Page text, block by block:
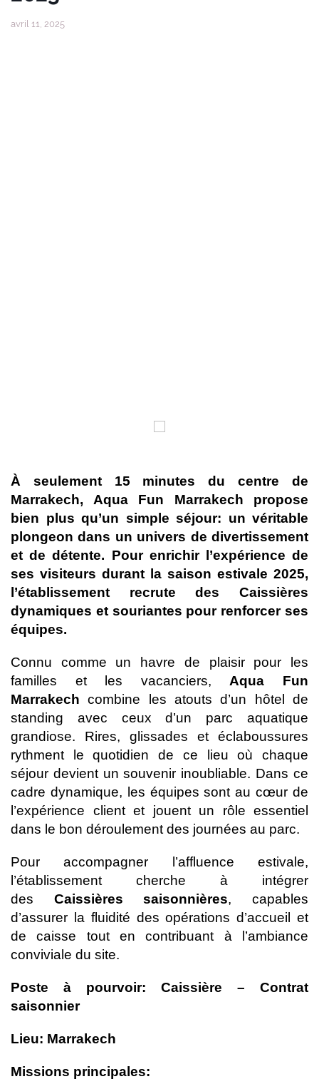
avril 11, 2025
À seulement 15 minutes du centre de
Marrakech, Aqua Fun Marrakech propose
bien plus qu’un simple séjour: un véritable
plongeon dans un univers de divertissement
et de détente. Pour enrichir l’expérience de
ses visiteurs durant la saison estivale 2025,
l’établissement recrute des Caissières
dynamiques et souriantes pour renforcer ses
équipes.
Connu comme un havre de plaisir pour les
familles et les vacanciers, Aqua Fun
Marrakech combine les atouts d’un hôtel de
standing avec ceux d’un parc aquatique
grandiose. Rires, glissades et éclaboussures
rythment le quotidien de ce lieu où chaque
séjour devient un souvenir inoubliable. Dans ce
cadre dynamique, les équipes sont au cœur de
l’expérience client et jouent un rôle essentiel
dans le bon déroulement des journées au parc.
Pour accompagner l’affluence estivale,
l’établissement cherche à intégrer
des Caissières saisonnières, capables
d’assurer la fluidité des opérations d’accueil et
de caisse tout en contribuant à l’ambiance
conviviale du site.
Poste à pourvoir: Caissière – Contrat
saisonnier
Lieu: Marrakech
Missions principales: